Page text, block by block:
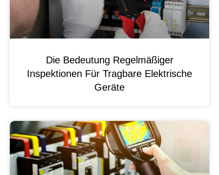
Die Bedeutung Regelmäßiger
Inspektionen Für Tragbare Elektrische
Geräte